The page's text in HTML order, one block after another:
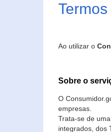
Ao utilizar o
Sobre o
O
empresas.
Trata-se de
integrados, dos